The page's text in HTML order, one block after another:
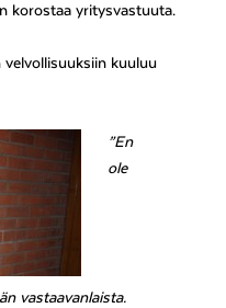
korostaa yritysvastuuta.
kuuluu
”En
ole
vastaavanlaista.